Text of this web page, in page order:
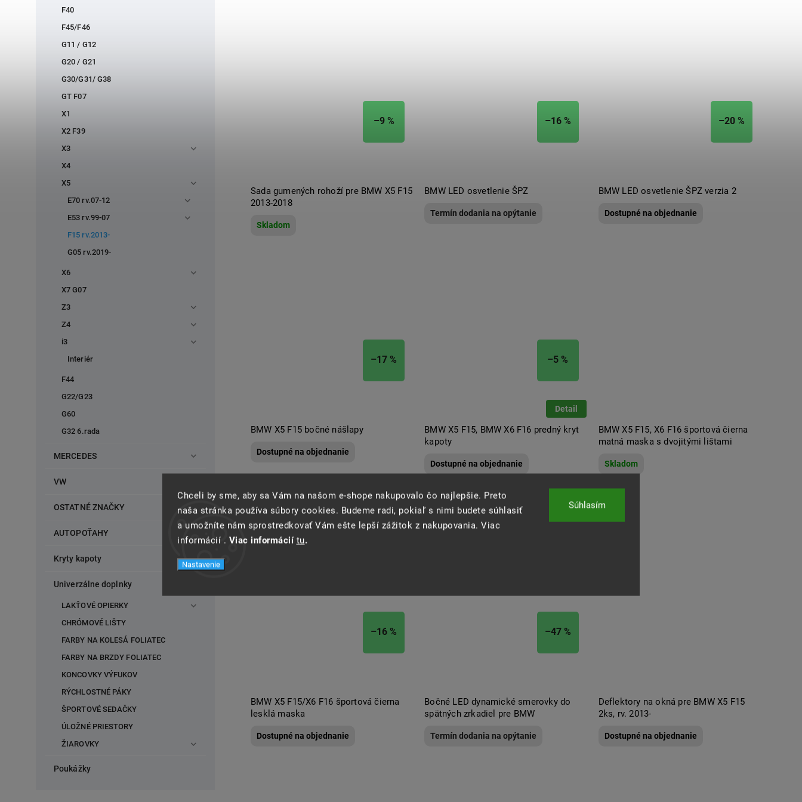
Chceli by sme, aby sa Vám na našom e-shope nakupovalo čo najlepšie. Preto
naša stránka používa súbory cookies. Budeme radi, pokiaľ s nimi budete súhlasiť
a umožníte nám sprostredkovať Vám ešte lepší zážitok z nakupovania. Viac
informácií . Viac informácií tu.
Nastavenie
Súhlasím
F40
F45/F46
G11 / G12
G20 / G21
G30/G31/ G38
GT F07
X1
X2 F39
X3
X4
X5
E70 rv.07-12
E53 rv.99-07
F15 rv.2013-
G05 rv.2019-
X6
X7 G07
Z3
Z4
i3
Interiér
F44
G22/G23
G60
G32 6.rada
MERCEDES
VW
OSTATNÉ ZNAČKY
AUTOPOŤAHY
Kryty kapoty
Univerzálne doplnky
LAKŤOVÉ OPIERKY
CHRÓMOVÉ LIŠTY
FARBY NA KOLESÁ FOLIATEC
FARBY NA BRZDY FOLIATEC
KONCOVKY VÝFUKOV
RÝCHLOSTNÉ PÁKY
ŠPORTOVÉ SEDAČKY
ÚLOŽNÉ PRIESTORY
ŽIAROVKY
Poukážky
–9 %
Sada gumených rohoží pre BMW X5 F15
2013-2018
Skladom
–16 %
BMW LED osvetlenie ŠPZ
Termín dodania na opýtanie
–20 %
BMW LED osvetlenie ŠPZ verzia 2
Dostupné na objednanie
–17 %
BMW X5 F15 bočné nášlapy
Dostupné na objednanie
–5 %
BMW X5 F15, BMW X6 F16 predný kryt
kapoty
Dostupné na objednanie
Detail
čierny
+ ďalšie
BMW X5 F15, X6 F16 športová čierna
matná maska s dvojitými lištami
Skladom
–16 %
BMW X5 F15/X6 F16 športová čierna
lesklá maska
Dostupné na objednanie
–47 %
Bočné LED dynamické smerovky do
spätných zrkadiel pre BMW
Termín dodania na opýtanie
Deflektory na okná pre BMW X5 F15
2ks, rv. 2013-
Dostupné na objednanie